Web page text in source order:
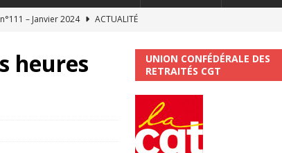
de la Banque Postale
ACTUALITÉ
la main sur nos congés !
ACTUALITÉ
et…. des augmentations pour les salariéS !!!
heures
UNION CONFÉDÉRALE DES
RETRAITÉS CGT